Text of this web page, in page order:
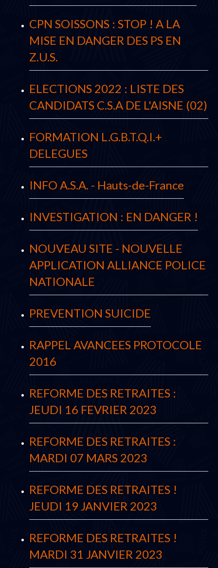
CPN SOISSONS : STOP ! A LA
MISE EN DANGER DES PS EN
Z.U.S.
ELECTIONS 2022 : LISTE DES
CANDIDATS C.S.A DE L'AISNE (02)
FORMATION L.G.B.T.Q.I.+
DELEGUES
INFO A.S.A. - Hauts-de-France
INVESTIGATION : EN DANGER !
NOUVEAU SITE - NOUVELLE
APPLICATION ALLIANCE POLICE
NATIONALE
PREVENTION SUICIDE
RAPPEL AVANCEES PROTOCOLE
2016
REFORME DES RETRAITES :
JEUDI 16 FEVRIER 2023
REFORME DES RETRAITES :
MARDI 07 MARS 2023
REFORME DES RETRAITES !
JEUDI 19 JANVIER 2023
REFORME DES RETRAITES !
MARDI 31 JANVIER 2023